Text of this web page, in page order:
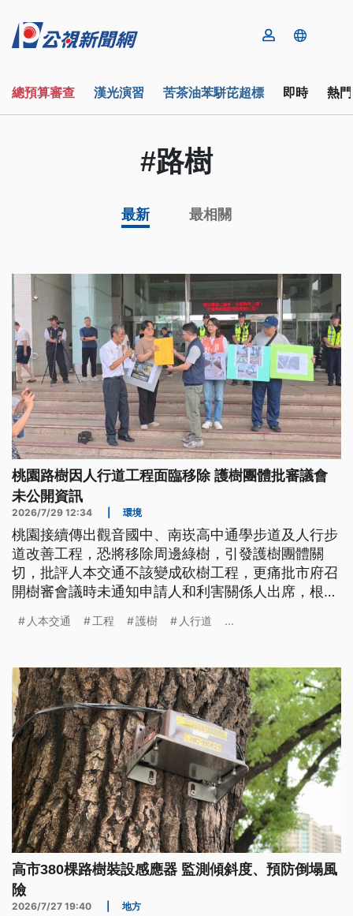
總預算審查 漢光演習 苦茶油苯駢芘超標 即時 熱
#路樹
最新 最相關
桃園路樹因人行道工程面臨移除 護樹團體批審議會
未公開資訊
2026/7/29 12:34 環境
桃園接續傳出觀音國中、南崁高中通學步道及人行步
道改善工程，恐將移除周邊綠樹，引發護樹團體關
切，批評人本交通不該變成砍樹工程，更痛批市府召
開樹審會議時未通知申請人和利害關係人出席，根本
人本交通 工程 護樹 人行道 ...
高市380棵路樹裝設感應器 監測傾斜度、預防倒塌風
險
2026/7/27 19:40 地方